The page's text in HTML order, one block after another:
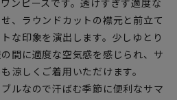
、ラウンドカットの襟元と前立て
な印象を演出します。少しゆとり
間に適度な空気感を感じられ、サ
涼しくご着用いただけます。
ルなので汗ばむ季節に便利なサマ